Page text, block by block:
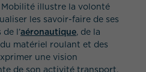
illustre la volonté
les savoir-faire de ses
l’aéronautique, de la
matériel roulant et des
une vision